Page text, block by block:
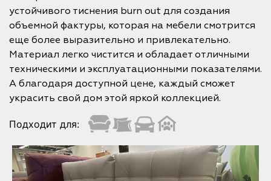
устойчивого тиснения burn out для создания
объемной фактуры, которая на мебели смотрится
еще более выразительно и привлекательно.
Материал легко чистится и обладает отличными
техническими и эксплуатационными показателями.
А благодаря доступной цене, каждый сможет
украсить свой дом этой яркой коллекцией.
Подходит для: